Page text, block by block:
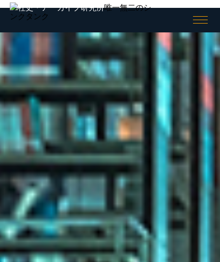
唯一無二のシ
ンクタンク
全般
ログイン/ログアウト
会員情報
会員登録（無料）
お役立ちリンク集
ニュースリリース
社史とは何か
Shashience(全国の社史を調べ
作るべき社史とは
社史研究への誘い
コンサルティング
公開社史リンク集
社史で使われる関連用語集
アーカイブとは何か
アーカイブの意義
アーカイブの活用
無料会員メニュー
社史研究データ
社史制作事例アーカイブズ
アーカイブの実態
アーカイブ構築の手引き
アーカイブセミナー動画
社員第一世代インタビュー
アーキビストの見解
研究員コラム
会員メールマガジン